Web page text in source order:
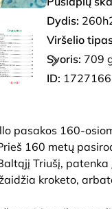
Dydis:
Viršelio
Svoris: 709
ID: 1727166
pasakos 160-
160 metų
Triušį,
kroketo,